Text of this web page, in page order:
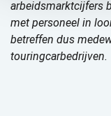
arbeidsmarktcijfers
met personeel in
betreffen dus
touringcarbedrijven.